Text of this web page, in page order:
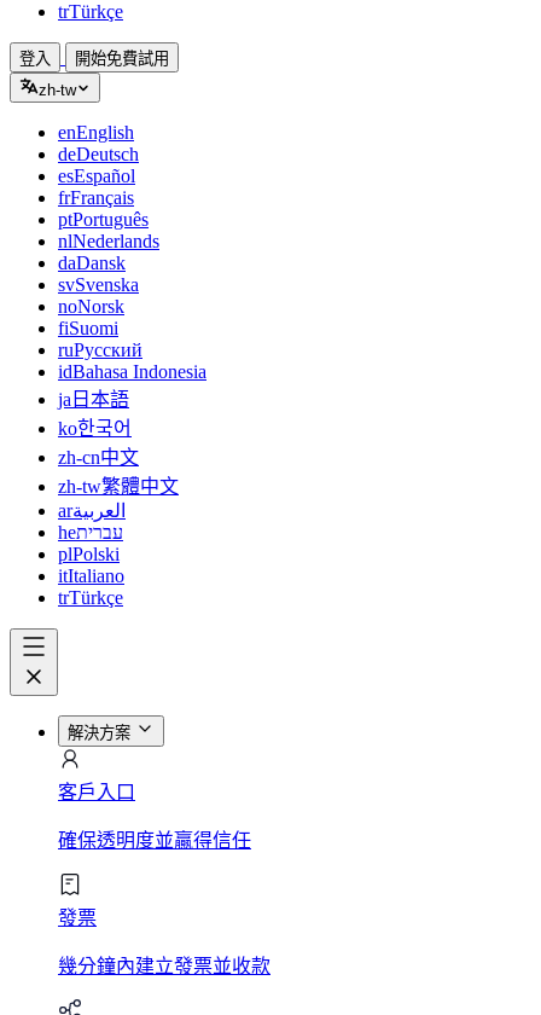
trTürkçe
登入
開始免費試用
zh-tw
enEnglish
deDeutsch
esEspañol
frFrançais
ptPortuguês
nlNederlands
daDansk
svSvenska
noNorsk
fiSuomi
ruРусский
idBahasa Indonesia
ja 日本語
ko한국어
zh-cn中文
zh-tw繁體中文
arالعربية
heעברית
plPolski
itItaliano
trTürkçe
解決方案
客戶入口
確保透明度並贏得信任
發票
幾分鐘內建立發票並收款